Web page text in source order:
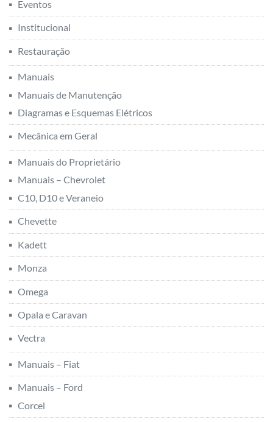
Eventos
Institucional
Restauração
Manuais
Manuais de Manutenção
Diagramas e Esquemas Elétricos
Mecânica em Geral
Manuais do Proprietário
Manuais – Chevrolet
C10, D10 e Veraneio
Chevette
Kadett
Monza
Omega
Opala e Caravan
Vectra
Manuais – Fiat
Manuais – Ford
Corcel